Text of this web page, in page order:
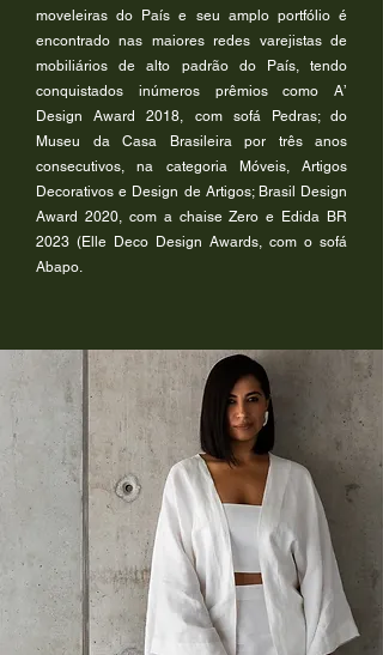
moveleiras do País e seu amplo portfólio é
encontrado nas maiores redes varejistas de
mobiliários de alto padrão do País, tendo
conquistados inúmeros prêmios como A’
Design Award 2018, com sofá Pedras; do
Museu da Casa Brasileira por três anos
consecutivos, na categoria Móveis, Artigos
Decorativos e Design de Artigos; Brasil Design
Award 2020, com a chaise Zero e Edida BR
2023 (Elle Deco Design Awards, com o sofá
Abapo.